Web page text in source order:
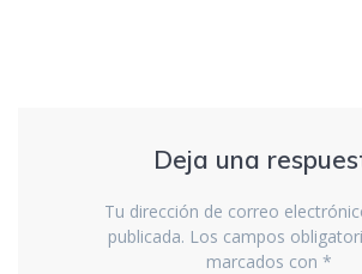
Deja una
Tu dirección de correo
publicada. Los campos
marcados con *